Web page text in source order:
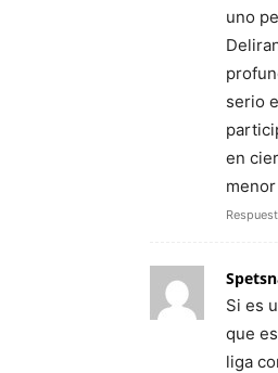
uno
serio
en
Si es
que
liga